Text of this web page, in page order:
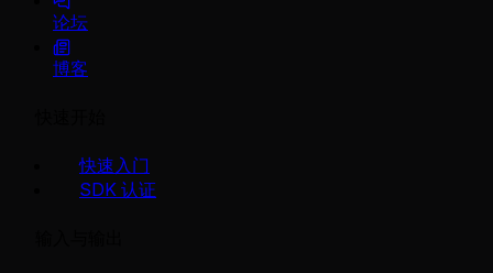
论坛
博客
快速入门
SDK 认证